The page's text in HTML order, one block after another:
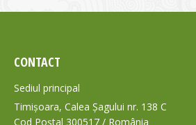
CONTACT
Sediul principal
Timișoara, Calea Șagului nr. 138 C
Cod Poștal 300517 / România